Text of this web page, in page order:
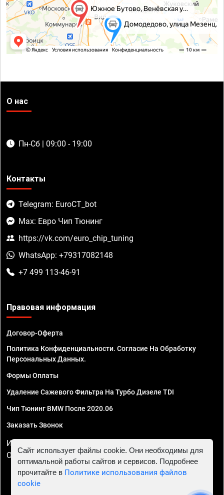
О нас
Пн-Сб | 09:00 - 19:00
Контакты
Telegram: EuroCT_bot
Max: Евро Чип Тюнинг
https://vk.com/euro_chip_tuning
WhatsApp: +79317082148
+7 499 113-46-91
Правовая информация
Договор-Оферта
Политика Конфиденциальности. Согласие На Обработку
Персональных Данных.
Формы Оплаты
Удаление Сажевого Фильтра На Турбо Дизеле TDI
Чип Тюнинг BMW После 2020.06
Заказать Звонок
ИП Смирнов Георгий Павлович. ИНН 781302555843,
ОГРНИП 324470400032610
Сайт использует файлы cookie. Они необходимы для
оптимальной работы сайтов и сервисов. Подробнее
прочитайте в Политике использования файлов
cookie